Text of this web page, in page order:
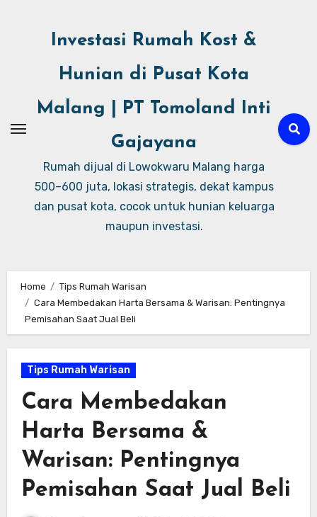
Investasi Rumah Kost &
Hunian di Pusat Kota
Malang | PT Tomoland Inti
Gajayana
Rumah dijual di Lowokwaru Malang harga
500–600 juta, lokasi strategis, dekat kampus
dan pusat kota, cocok untuk hunian keluarga
maupun investasi.
Home
Tips Rumah Warisan
Cara Membedakan Harta Bersama & Warisan: Pentingnya
Pemisahan Saat Jual Beli
Tips Rumah Warisan
Cara Membedakan
Harta Bersama &
Warisan: Pentingnya
Pemisahan Saat Jual Beli